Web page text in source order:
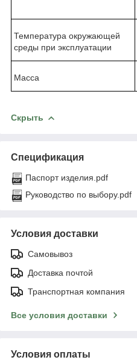
Температура окружающей
среды при эксплуатации
Масса
Скрыть
Спецификация
Паспорт изделия.pdf
Руководство по выбору.pdf
Условия доставки
Самовывоз
Доставка почтой
Транспортная компания
Все условия доставки
Условия оплаты